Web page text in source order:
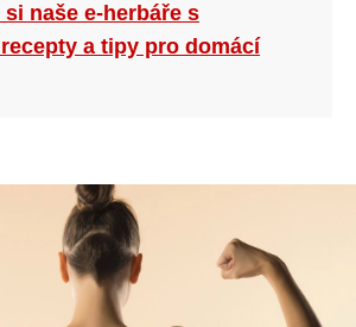
naše e-herbáře s
a tipy pro domácí